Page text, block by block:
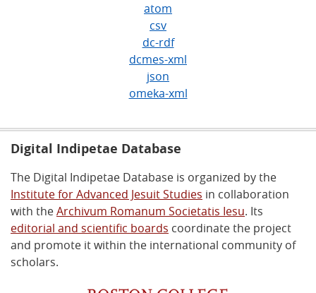
atom
csv
dc-rdf
dcmes-xml
json
omeka-xml
Digital Indipetae Database
The Digital Indipetae Database is organized by the
Institute for Advanced Jesuit Studies in collaboration
with theArchivum Romanum Societatis Iesu. Its
editorial and scientific boards coordinate the project
and promote it within the international community of
scholars.